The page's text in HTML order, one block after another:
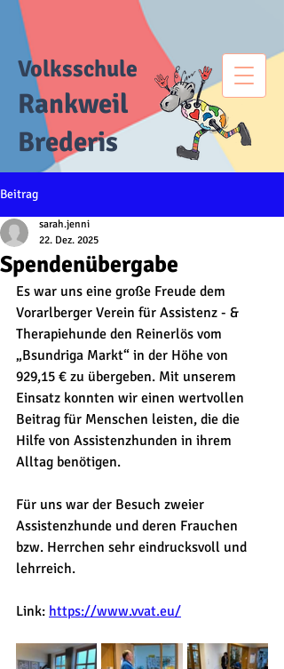
Volksschule
Rankweil
Brederis
Beitrag
Spendenübergabe
sarah.jenni
22. Dez. 2025
Es war uns eine große Freude dem
Vorarlberger Verein für Assistenz - &
Therapiehunde den Reinerlös vom
„Bsundriga Markt“ in der Höhe von
929,15 € zu übergeben. Mit unserem
Einsatz konnten wir einen wertvollen
Beitrag für Menschen leisten, die die
Hilfe von Assistenzhunden in ihrem
Alltag benötigen.
Für uns war der Besuch zweier
Assistenzhunde und deren Frauchen
bzw. Herrchen sehr eindrucksvoll und
lehrreich.
Link: https://www.vvat.eu/